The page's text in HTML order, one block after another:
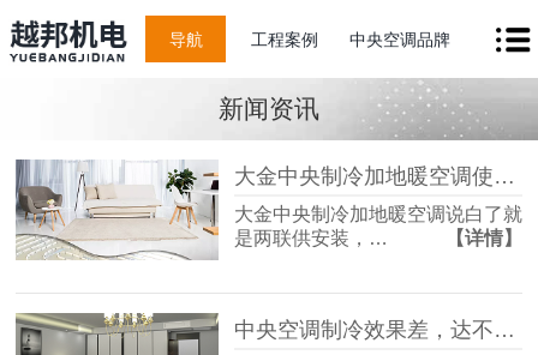
导航 工程案例 中央空调品牌
新闻资讯
大金中央制冷加地暖空调使用起来怎么样？
大金中央制冷加地暖空调说白了就
是两联供安装，…
【详情】
中央空调制冷效果差，达不到设定温度怎么办？